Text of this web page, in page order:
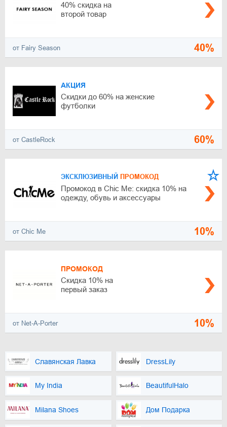
40% скидка на
второй товар
от Fairy Season 40%
АКЦИЯ
Скидки до 60% на женские
футболки
от CastleRock 60%
ЭКСКЛЮЗИВНЫЙ ПРОМОКОД
Промокод в Chic Me: скидка 10% на
одежду, обувь и аксессуары
от Chic Me 10%
ПРОМОКОД
Скидка 10% на
первый заказ
от Net-A-Porter 10%
Славянская Лавка DressLily
My India BeautifulHalo
Milana Shoes Дом Подарка